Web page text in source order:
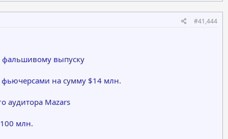
#41,444
фальшивому выпуску
на сумму $14 млн.
аудитора Mazars
млн.